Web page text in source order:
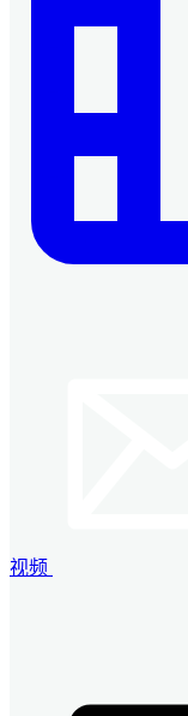
视频